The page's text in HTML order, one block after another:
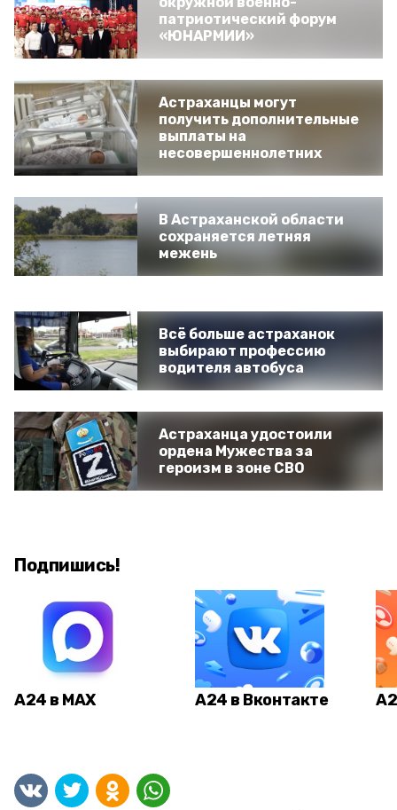
патриотический форум
«ЮНАРМИИ»
Астраханцы могут
получить дополнительные
выплаты на
несовершеннолетних
В Астраханской области
сохраняется летняя
межень
Всё больше астраханок
выбирают профессию
водителя автобуса
Астраханца удостоили
ордена Мужества за
героизм в зоне СВО
Подпишись!
А24 в MAX А24 в Вконтакте